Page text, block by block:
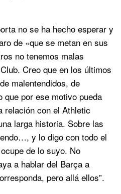
no se ha hecho esperar y
de «que se metan en sus
no tenemos malas
Creo que en los últimos
malentendidos, de
por ese motivo pueda
relación con el Athletic
larga historia. Sobre las
y lo digo con todo el
de lo suyo. No
a hablar del Barça a
pero allá ellos”.